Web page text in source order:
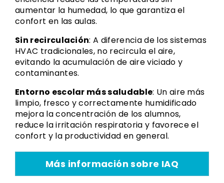
aumentar la humedad, lo que garantiza el
confort en las aulas.
Sin recirculación: A diferencia de los sistemas
HVAC tradicionales, no recircula el aire,
evitando la acumulación de aire viciado y
contaminantes.
Entorno escolar más saludable: Un aire más
limpio, fresco y correctamente humidificado
mejora la concentración de los alumnos,
reduce la irritación respiratoria y favorece el
confort y la productividad en general.
Más información sobre IAQ